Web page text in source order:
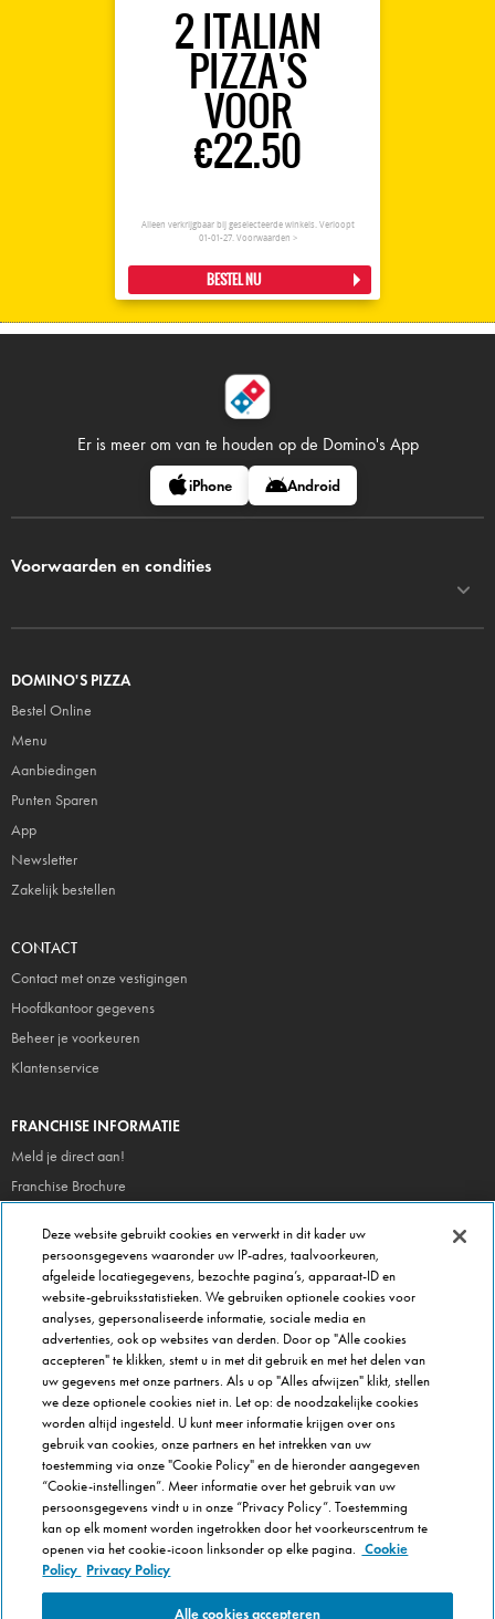
2 ITALIAN
PIZZA'S
VOOR
€22.50
Alleen verkrijgbaar bij geselecteerde winkels. Verloopt
01-01-27. Voorwaarden >
BESTEL NU
Er is meer om van te houden op de Domino's App
iPhone Android
Voorwaarden en condities
DOMINO'S PIZZA
Bestel Online
Menu
Aanbiedingen
Punten Sparen
App
Newsletter
Zakelijk bestellen
CONTACT
Contact met onze vestigingen
Hoofdkantoor gegevens
Beheer je voorkeuren
Klantenservice
FRANCHISE INFORMATIE
Meld je direct aan!
Franchise Brochure
OVER DOMINOS
Newsroom
Werken bij Domino's
Care Team (voor medewerkers)
Scam waarschuwing
Privacybeleid
Voorwaarden & Condities
Cookie Policy
Cookie-instellingen
Deze website gebruikt cookies en verwerkt in dit kader uw
persoonsgegevens waaronder uw IP-adres, taalvoorkeuren,
afgeleide locatiegegevens, bezochte pagina’s, apparaat-ID en
website-gebruiksstatistieken. We gebruiken optionele cookies voor
analyses, gepersonaliseerde informatie, sociale media en
advertenties, ook op websites van derden. Door op "Alle cookies
accepteren" te klikken, stemt u in met dit gebruik en met het delen van
uw gegevens met onze partners. Als u op "Alles afwijzen" klikt, stellen
we deze optionele cookies niet in. Let op: de noodzakelijke cookies
worden altijd ingesteld. U kunt meer informatie krijgen over ons
gebruik van cookies, onze partners en het intrekken van uw
toestemming via onze "Cookie Policy" en de hieronder aangegeven
“Cookie-instellingen”. Meer informatie over het gebruik van uw
persoonsgegevens vindt u in onze “Privacy Policy”. Toestemming
kan op elk moment worden ingetrokken door het voorkeurscentrum te
openen via het cookie-icoon linksonder op elke pagina. Cookie
Policy Privacy Policy
Alle cookies accepteren